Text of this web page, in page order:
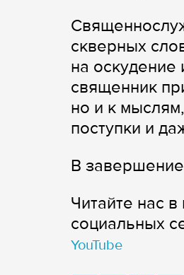
скверных
на оскудение
священник
но и к
поступки и
В
Читайте нас
cоциальных
YouTube